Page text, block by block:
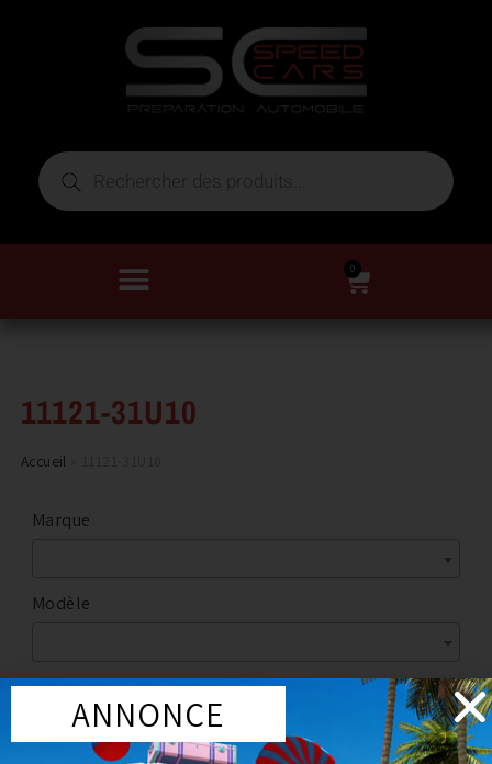
0
11121-31U10
Accueil
Marque
Modèle
ANNONCE